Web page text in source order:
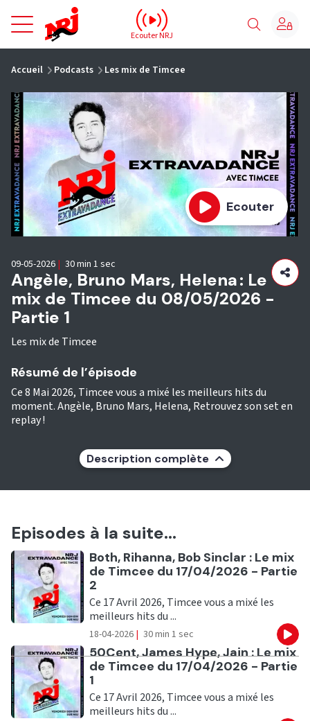
NRJ - Accueil
Ecouter NRJ
Accueil Podcasts Les mix de Timcee
Ecouter
Angèle, Bruno Mars, Helena : Le
mix de Timcee du 08/05/2026 -
Partie 1
Les mix de Timcee
09-05-2026 | 30 min 1 sec
Résumé de l’épisode
Ce 8 Mai 2026, Timcee vous a mixé les meilleurs hits du
moment. Angèle, Bruno Mars, Helena, Retrouvez son set en
replay !
Description complète
Episodes à la suite...
Ecouter
Both, Rihanna, Bob Sinclar : Le mix
de Timcee du 17/04/2026 - Partie
2
Ce 17 Avril 2026, Timcee vous a mixé les
meilleurs hits du ...
18-04-2026 | 30 min 1 sec
Ecouter
50Cent, James Hype, Jain : Le mix
de Timcee du 17/04/2026 - Partie
1
Ce 17 Avril 2026, Timcee vous a mixé les
meilleurs hits du ...